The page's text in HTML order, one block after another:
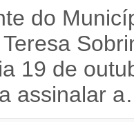
do
19 de
assinalar